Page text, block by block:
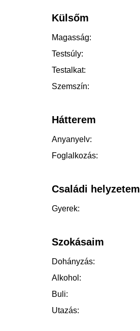
Külsőm
Magasság:
Testsúly:
Testalkat:
Szemszín:
Hátterem
Anyanyelv:
Foglalkozás:
Családi helyzetem
Gyerek:
Szokásaim
Dohányzás:
Alkohol:
Buli:
Utazás: